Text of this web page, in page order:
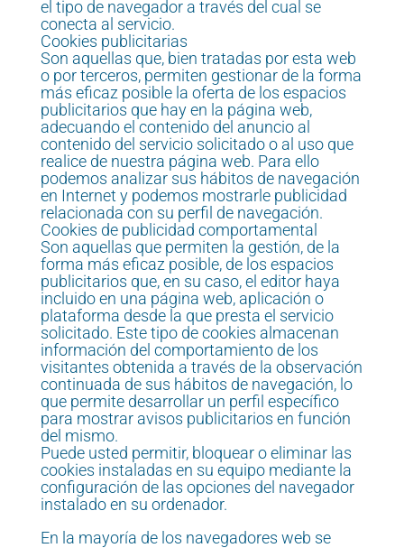
el tipo de navegador a través del cual se
conecta al servicio.
Cookies publicitarias
Son aquellas que, bien tratadas por esta web
o por terceros, permiten gestionar de la forma
más eficaz posible la oferta de los espacios
publicitarios que hay en la página web,
adecuando el contenido del anuncio al
contenido del servicio solicitado o al uso que
realice de nuestra página web. Para ello
podemos analizar sus hábitos de navegación
en Internet y podemos mostrarle publicidad
relacionada con su perfil de navegación.
Cookies de publicidad comportamental
Son aquellas que permiten la gestión, de la
forma más eficaz posible, de los espacios
publicitarios que, en su caso, el editor haya
incluido en una página web, aplicación o
plataforma desde la que presta el servicio
solicitado. Este tipo de cookies almacenan
información del comportamiento de los
visitantes obtenida a través de la observación
continuada de sus hábitos de navegación, lo
que permite desarrollar un perfil específico
para mostrar avisos publicitarios en función
del mismo.
Puede usted permitir, bloquear o eliminar las
cookies instaladas en su equipo mediante la
configuración de las opciones del navegador
instalado en su ordenador.
En la mayoría de los navegadores web se